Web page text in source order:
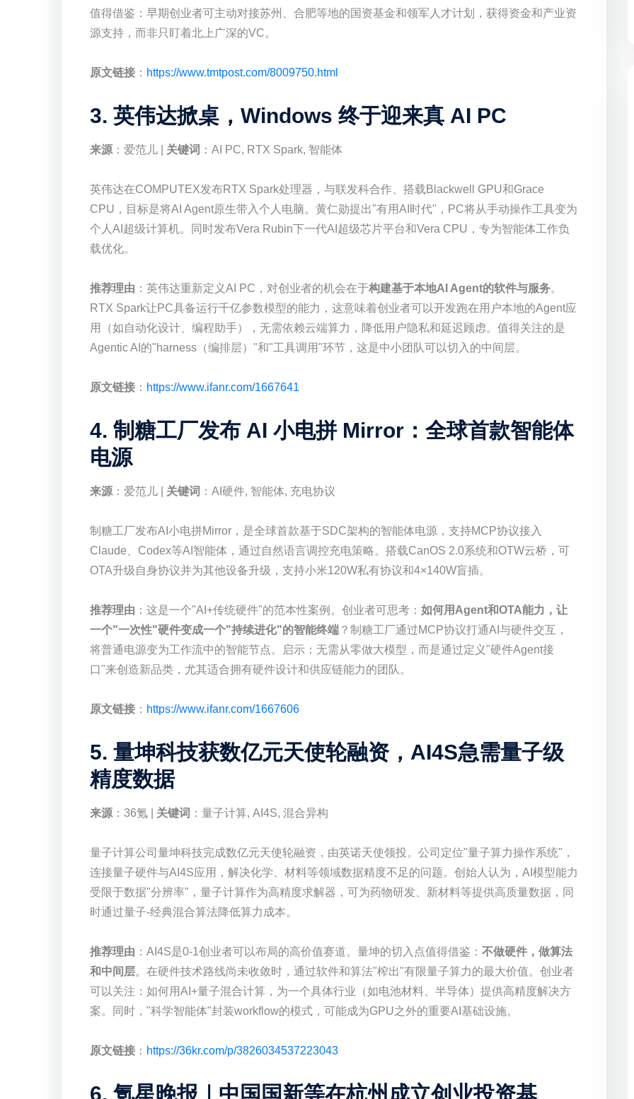
值得借鉴：早期创业者可主动对接苏州、合肥等地的国资基金和领军人才计划，获得资金和产业资
源支持，而非只盯着北上广深的VC。
原文链接 ： https://www.tmtpost.com/8009750.html
3. 英伟达掀桌，Windows 终于迎来真 AI PC
来源 ：爱范儿 | 关键词 ：AI PC, RTX Spark, 智能体
英伟达在COMPUTEX发布RTX Spark处理器，与联发科合作、搭载Blackwell GPU和Grace
CPU，目标是将AI Agent原生带入个人电脑。黄仁勋提出"有用AI时代"，PC将从手动操作工具变为
个人AI超级计算机。同时发布Vera Rubin下一代AI超级芯片平台和Vera CPU，专为智能体工作负
载优化。
推荐理由 ：英伟达重新定义AI PC，对创业者的机会在于构建基于本地AI Agent的软件与服务。
RTX Spark让PC具备运行千亿参数模型的能力，这意味着创业者可以开发跑在用户本地的Agent应
用（如自动化设计、编程助手），无需依赖云端算力，降低用户隐私和延迟顾虑。值得关注的是
Agentic AI的"harness（编排层）"和"工具调用"环节，这是中小团队可以切入的中间层。
原文链接 ： https://www.ifanr.com/1667641
4. 制糖工厂发布 AI 小电拼 Mirror：全球首款智能体
电源
来源 ：爱范儿 | 关键词 ：AI硬件, 智能体, 充电协议
制糖工厂发布AI小电拼Mirror，是全球首款基于SDC架构的智能体电源，支持MCP协议接入
Claude、Codex等AI智能体，通过自然语言调控充电策略。搭载CanOS 2.0系统和OTW云桥，可
OTA升级自身协议并为其他设备升级，支持小米120W私有协议和4×140W盲插。
推荐理由 ：这是一个"AI+传统硬件"的范本性案例。创业者可思考： 如何用Agent和OTA能力，让
一个"一次性"硬件变成一个"持续进化"的智能终端 ？制糖工厂通过MCP协议打通AI与硬件交互，
将普通电源变为工作流中的智能节点。启示：无需从零做大模型，而是通过定义"硬件Agent接
口"来创造新品类，尤其适合拥有硬件设计和供应链能力的团队。
原文链接 ： https://www.ifanr.com/1667606
5. 量坤科技获数亿元天使轮融资，AI4S急需量子级
精度数据
来源 ：36氪 | 关键词 ：量子计算, AI4S, 混合异构
量子计算公司量坤科技完成数亿元天使轮融资，由英诺天使领投。公司定位"量子算力操作系统"，
连接量子硬件与AI4S应用，解决化学、材料等领域数据精度不足的问题。创始人认为，AI模型能力
受限于数据"分辨率"，量子计算作为高精度求解器，可为药物研发、新材料等提供高质量数据，同
时通过量子-经典混合算法降低算力成本。
推荐理由 ：AI4S是0-1创业者可以布局的高价值赛道。量坤的切入点值得借鉴： 不做硬件，做算法
和中间层。在硬件技术路线尚未收敛时，通过软件和算法"榨出"有限量子算力的最大价值。创业者
可以关注：如何用AI+量子混合计算，为一个具体行业（如电池材料、半导体）提供高精度解决方
案。同时，"科学智能体"封装workflow的模式，可能成为GPU之外的重要AI基础设施。
原文链接 ： https://36kr.com/p/3826034537223043
6. 氪星晚报｜中国国新等在杭州成立创业投资基